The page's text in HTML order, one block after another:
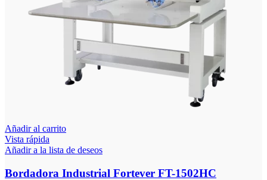
Añadir al carrito
Vista rápida
Añadir a la lista de deseos
Bordadora Industrial Fortever FT-1502HC